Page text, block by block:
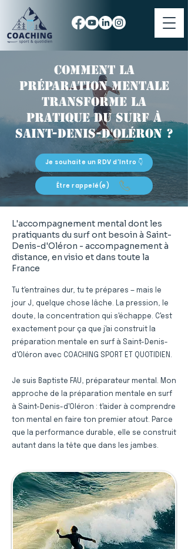
Comment la
préparation mentale
transforme la
pratique du surf à
Saint-Denis-d'Oléron ?
Je souhaite un RDV d'Intro 👇
Être rappelé(e)
L'accompagnement mental dont les
pratiquants du surf ont besoin à Saint-
Denis-d'Oléron - accompagnement à
distance, en visio et dans toute la
France
Tu t'entraînes dur, tu te prépares — mais le
jour J, quelque chose lâche. La pression, le
doute, la concentration qui s'échappe. C'est
exactement pour ça que j'ai construit la
préparation mentale en surf à Saint-Denis-
d'Oléron avec COACHING SPORT ET QUOTIDIEN.
Je suis Baptiste FAU, préparateur mental. Mon
approche de la préparation mentale en surf
à Saint-Denis-d'Oléron : t'aider à comprendre
ton mental en faire ton premier atout. Parce
que la performance durable, elle se construit
autant dans la tête que dans les jambes.